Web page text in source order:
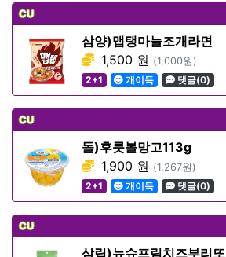
CU
삼양)맵탱마늘조개라면
1,500 원 (1,000원)
2+1
개이득 댓글(0)
CU
돌)후룻볼망고113g
1,900 원 (1,267원)
2+1
개이득 댓글(0)
CU
삼립)뉴슈프림치즈부리또